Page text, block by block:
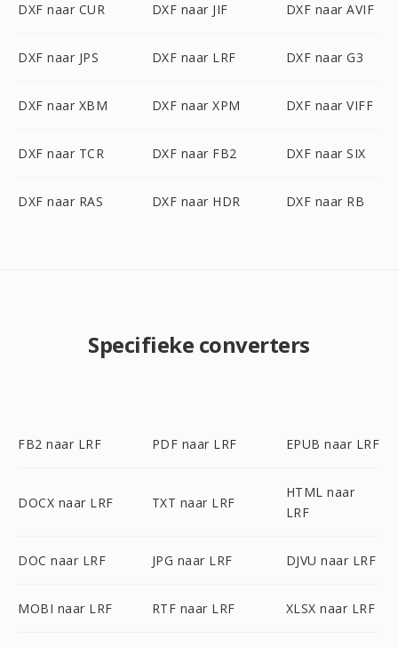
DXF naar CUR DXF naar JIF DXF naar AVIF
DXF naar JPS DXF naar LRF DXF naar G3
DXF naar XBM DXF naar XPM DXF naar VIFF
DXF naar TCR DXF naar FB2 DXF naar SIX
DXF naar RAS DXF naar HDR DXF naar RB
Specifieke converters
FB2 naar LRF PDF naar LRF EPUB naar LRF
DOCX naar LRF TXT naar LRF
HTML naar
LRF
DOC naar LRF JPG naar LRF DJVU naar LRF
MOBI naar LRF RTF naar LRF XLSX naar LRF